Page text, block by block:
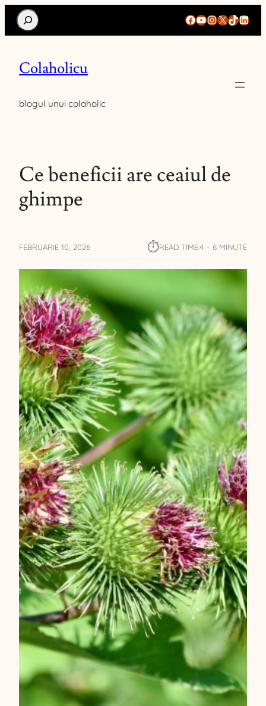
Search Facebook
YouTube
Instagram
X TikTok
Colaholicu
blogul unui colaholic
Ce beneficii are ceaiul de
ghimpe
FEBRUARIE 10, 2026 ⏱︎READ TIME:4 – 6 MINUTE